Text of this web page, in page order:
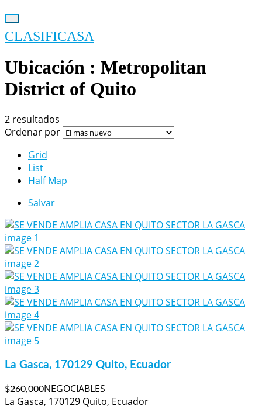
CLASIFICASA
Ubicación : Metropolitan
District of Quito
2 resultados
Ordenar por
Grid
List
Half Map
Salvar
La Gasca, 170129 Quito, Ecuador
$260,000NEGOCIABLES
La Gasca, 170129 Quito, Ecuador